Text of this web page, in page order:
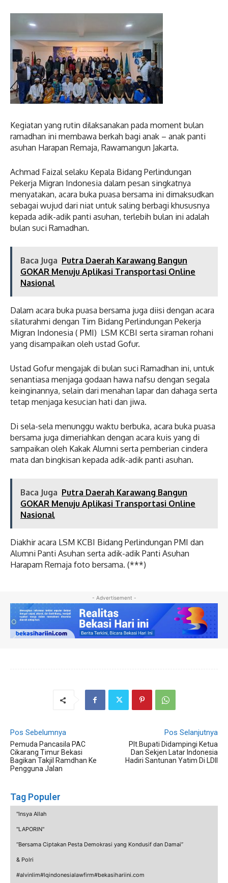
Kegiatan yang rutin dilaksanakan pada moment bulan
ramadhan ini membawa berkah bagi anak – anak panti
asuhan Harapan Remaja, Rawamangun Jakarta.
Achmad Faizal selaku Kepala Bidang Perlindungan
Pekerja Migran Indonesia dalam pesan singkatnya
menyatakan, acara buka puasa bersama ini dimaksudkan
sebagai wujud dari niat untuk saling berbagi khususnya
kepada adik-adik panti asuhan, terlebih bulan ini adalah
bulan suci Ramadhan.
Baca Juga Putra Daerah Karawang Bangun
GOKAR Menuju Aplikasi Transportasi Online
Nasional
Dalam acara buka puasa bersama juga diisi dengan acara
silaturahmi dengan Tim Bidang Perlindungan Pekerja
Migran Indonesia ( PMI) LSM KCBI serta siraman rohani
yang disampaikan oleh ustad Gofur.
Ustad Gofur mengajak di bulan suci Ramadhan ini, untuk
senantiasa menjaga godaan hawa nafsu dengan segala
keinginannya, selain dari menahan lapar dan dahaga serta
tetap menjaga kesucian hati dan jiwa.
Di sela-sela menunggu waktu berbuka, acara buka puasa
bersama juga dimeriahkan dengan acara kuis yang di
sampaikan oleh Kakak Alumni serta pemberian cindera
mata dan bingkisan kepada adik-adik panti asuhan.
Baca Juga Putra Daerah Karawang Bangun
GOKAR Menuju Aplikasi Transportasi Online
Nasional
Diakhir acara LSM KCBI Bidang Perlindungan PMI dan
Alumni Panti Asuhan serta adik-adik Panti Asuhan
Harapam Remaja foto bersama. (***)
- Advertisement -
Pos Sebelumnya
Pemuda Pancasila PAC
Cikarang Timur Bekasi
Bagikan Takjil Ramdhan Ke
Pengguna Jalan
Pos Selanjutnya
Plt.Bupati Didampingi Ketua
Dan Sekjen Latar Indonesia
Hadiri Santunan Yatim Di LDII
Tag Populer
"Insya Allah
"LAPORIN"
“Bersama Ciptakan Pesta Demokrasi yang Kondusif dan Damai”
& Polri
#alvinlim#lqindonesialawfirm#bekasihariini.com